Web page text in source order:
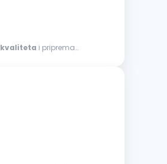
kvaliteta i priprema